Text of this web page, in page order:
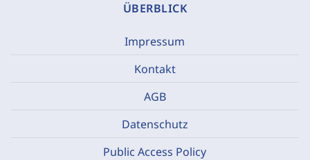
ÜBERBLICK
Impressum
Kontakt
AGB
Datenschutz
Public Access Policy